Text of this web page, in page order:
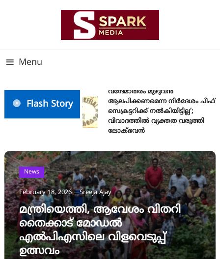
Menu
Flash Story
വന്ദേമാതരം മുഴുവൻ
ആലപിക്കണമെന്ന നിർദേശം ചീഫ്
സെക്രട്ടറിക്ക് നൽകിയിട്ടില്ല’;
വിവാദത്തിൽ വ്യക്തത വരുത്തി
ലോക്ഭവൻ
News
February 18, 2026 Sreeja Ajay
മന്ത്രിയെത്തി, ആവേശം വിതറി
തൈക്കാട് മോഡൽ
എൽപിഎസിലെ വിളവെടുപ്പ്
ഉത്സവം